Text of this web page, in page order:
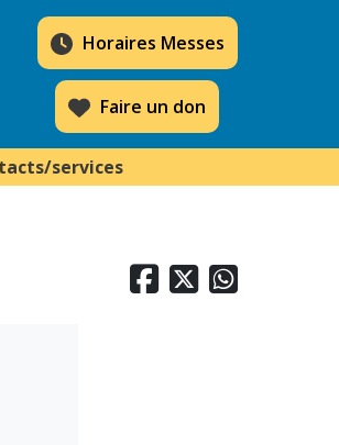
Horaires Messes
Faire un don
services
  